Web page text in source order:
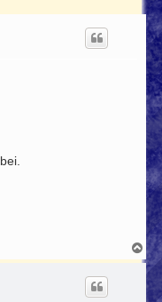
a
c
h